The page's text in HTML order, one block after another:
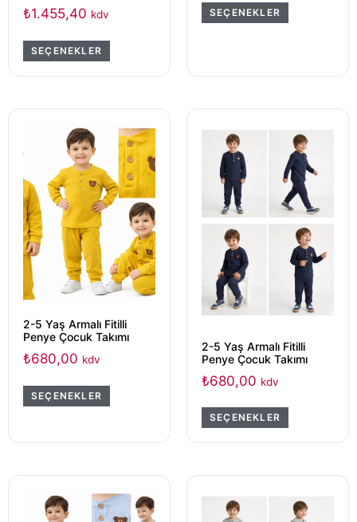
₺1.455,40 kdv
SEÇENEKLER
SEÇENEKLER
2-5 Yaş Armalı Fitilli
Penye Çocuk Takımı
₺680,00 kdv
SEÇENEKLER
2-5 Yaş Armalı Fitilli
Penye Çocuk Takımı
₺680,00 kdv
SEÇENEKLER